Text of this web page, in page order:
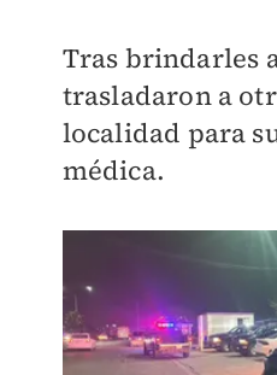
Tras brindarles
trasladaron a
localidad para
médica.